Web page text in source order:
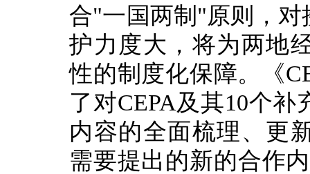
合"一国两制"原则，
护力度大，将为两地
性的制度化保障。《
了对CEPA及其10个
内容的全面梳理、更
需要提出的新的合作